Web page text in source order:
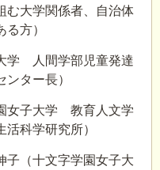
む大学関係者、自治体
方）
学 人間学部児童発達
ター長）
子大学 教育人文学
科学研究所）
（十文字学園女子大